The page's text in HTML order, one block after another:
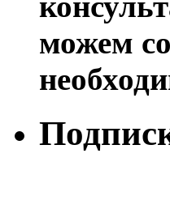
можем